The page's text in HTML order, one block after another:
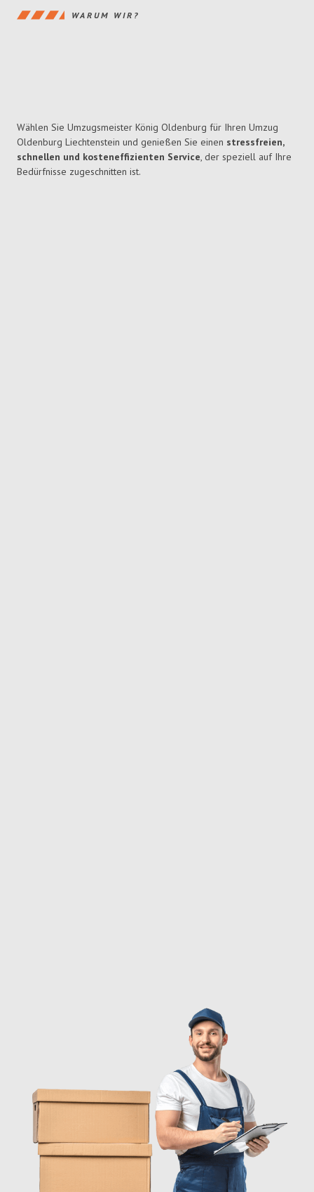
WARUM WIR?
Wählen Sie Umzugsmeister König Oldenburg für Ihren Umzug
Oldenburg Liechtenstein und genießen Sie einen stressfreien,
schnellen und kosteneffizienten Service, der speziell auf Ihre
Bedürfnisse zugeschnitten ist.